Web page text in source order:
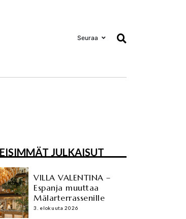
Seuraa
JULKAISUT
VILLA VALENTINA –
Espanja muuttaa
Mälarterrassenille
3. elokuuta 2026